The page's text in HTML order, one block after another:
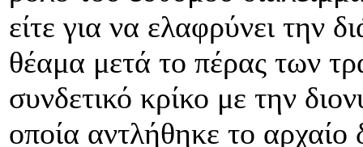
είτε για να ελαφρύνει την
θέαμα μετά το πέρας των
συνδετικό κρίκο με την
οποία αντλήθηκε το αρχαίο